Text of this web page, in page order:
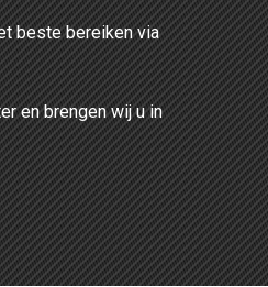
beste bereiken via
en brengen wij u in